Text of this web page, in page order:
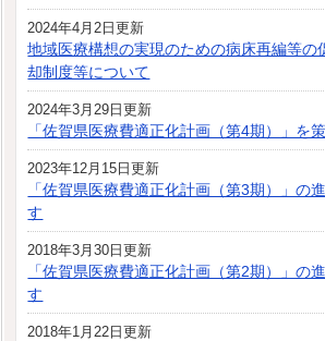
2024年4月2日更新
地域医療構想の実現のための病床再編等の
却制度等について
2024年3月29日更新
「佐賀県医療費適正化計画（第4期）」を
2023年12月15日更新
「佐賀県医療費適正化計画（第3期）」の
す
2018年3月30日更新
「佐賀県医療費適正化計画（第2期）」の
す
2018年1月22日更新